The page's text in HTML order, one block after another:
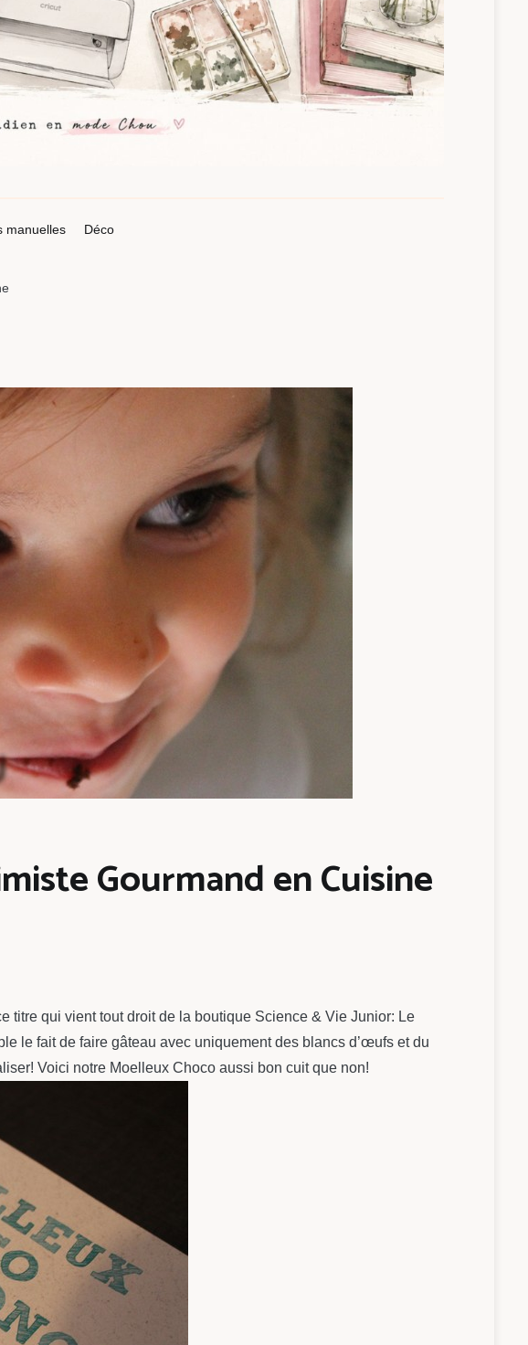
manuelles Déco
Gourmand en Cuisine
titre qui vient tout droit de la boutique Science & Vie Junior: Le
le fait de faire gâteau avec uniquement des blancs d’œufs et du
Voici notre Moelleux Choco aussi bon cuit que non!